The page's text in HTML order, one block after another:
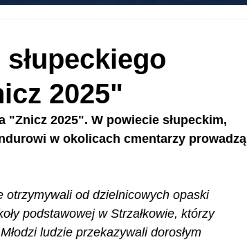
2025"
"Znicz 2025". W powiecie słupeckim,
w okolicach cmentarzy prowadzą
otrzymywali od dzielnicowych opaski
podstawowej w Strzałkowie, którzy
ludzie przekazywali dorosłym